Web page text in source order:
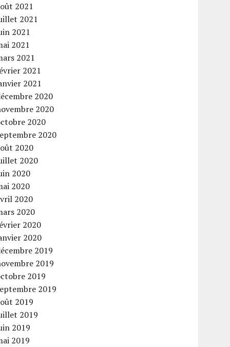
2021
2021
2021
2021
2021
2021
2021
2020
2020
2020
2020
2020
2020
2020
2020
2020
2020
2020
2020
2019
2019
2019
2019
2019
2019
2019
2019